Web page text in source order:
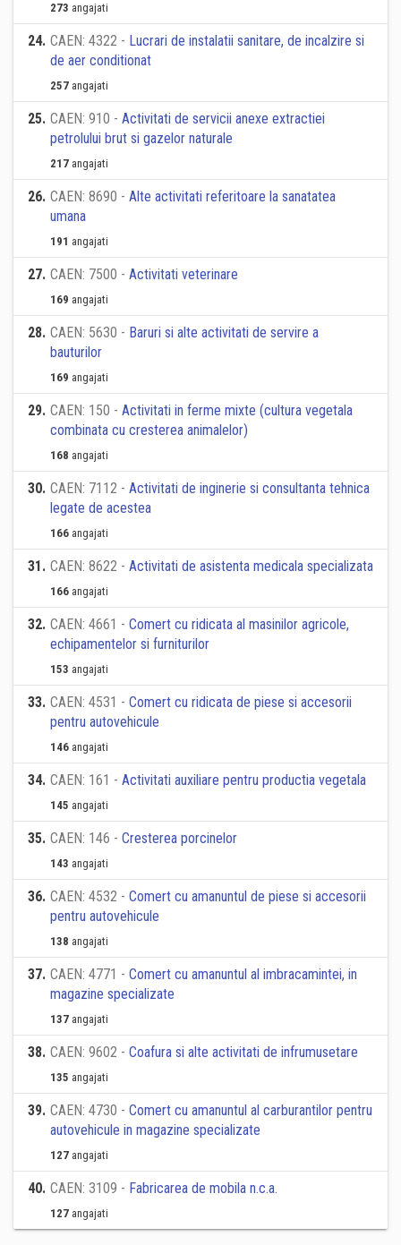
273 angajati
24. CAEN: 4322 - Lucrari de instalatii sanitare, de incalzire si
de aer conditionat
257 angajati
25. CAEN: 910 - Activitati de servicii anexe extractiei
petrolului brut si gazelor naturale
217 angajati
26. CAEN: 8690 - Alte activitati referitoare la sanatatea
umana
191 angajati
27. CAEN: 7500 - Activitati veterinare
169 angajati
28. CAEN: 5630 - Baruri si alte activitati de servire a
bauturilor
169 angajati
29. CAEN: 150 - Activitati in ferme mixte (cultura vegetala
combinata cu cresterea animalelor)
168 angajati
30. CAEN: 7112 - Activitati de inginerie si consultanta tehnica
legate de acestea
166 angajati
31. CAEN: 8622 - Activitati de asistenta medicala specializata
166 angajati
32. CAEN: 4661 - Comert cu ridicata al masinilor agricole,
echipamentelor si furniturilor
153 angajati
33. CAEN: 4531 - Comert cu ridicata de piese si accesorii
pentru autovehicule
146 angajati
34. CAEN: 161 - Activitati auxiliare pentru productia vegetala
145 angajati
35. CAEN: 146 - Cresterea porcinelor
143 angajati
36. CAEN: 4532 - Comert cu amanuntul de piese si accesorii
pentru autovehicule
138 angajati
37. CAEN: 4771 - Comert cu amanuntul al imbracamintei, in
magazine specializate
137 angajati
38. CAEN: 9602 - Coafura si alte activitati de infrumusetare
135 angajati
39. CAEN: 4730 - Comert cu amanuntul al carburantilor pentru
autovehicule in magazine specializate
127 angajati
40. CAEN: 3109 - Fabricarea de mobila n.c.a.
127 angajati